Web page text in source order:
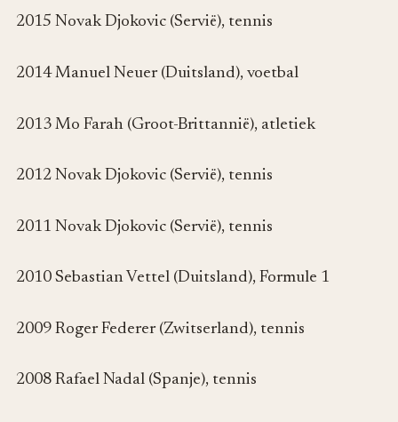
2015 Novak Djokovic (Servië), tennis
2014 Manuel Neuer (Duitsland), voetbal
2013 Mo Farah (Groot-Brittannië), atletiek
2012 Novak Djokovic (Servië), tennis
2011 Novak Djokovic (Servië), tennis
2010 Sebastian Vettel (Duitsland), Formule 1
2009 Roger Federer (Zwitserland), tennis
2008 Rafael Nadal (Spanje), tennis